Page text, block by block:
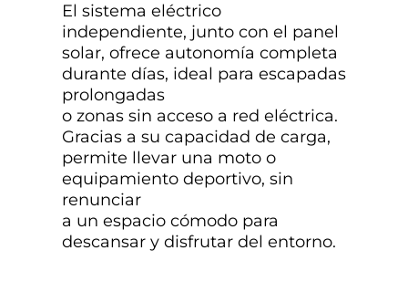
El sistema eléctrico
independiente, junto con el panel
solar, ofrece autonomía completa
durante días, ideal para escapadas
prolongadas
o zonas sin acceso a red eléctrica.
Gracias a su capacidad de carga,
permite llevar una moto o
equipamiento deportivo, sin
renunciar
a un espacio cómodo para
descansar y disfrutar del entorno.